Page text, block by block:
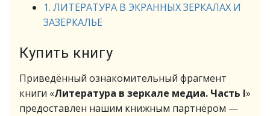
1. ЛИТЕРАТУРА В ЭКРАННЫХ ЗЕРКАЛАХ И
ЗАЗЕРКАЛЬЕ
Купить книгу
Приведённый ознакомительный фрагмент
книги «Литература в зеркале медиа. Часть I»
предоставлен нашим книжным партнёром —